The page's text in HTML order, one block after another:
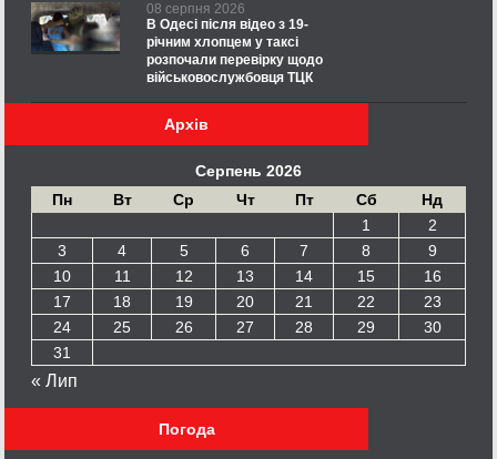
08 серпня 2026
В Одесі після відео з 19-
річним хлопцем у таксі
розпочали перевірку щодо
військовослужбовця ТЦК
Архів
Серпень 2026
Пн
Вт Ср Чт Пт Сб
Нд
1
2
3
4 5 6 7 8
9
10
11 12 13 14 15
16
17
18 19 20 21 22
23
24
25 26 27 28 29
30
31
« Лип
Погода